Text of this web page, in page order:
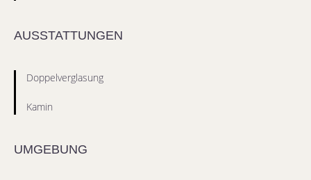
AUSSTATTUNGEN
Doppelverglasung
Kamin
UMGEBUNG